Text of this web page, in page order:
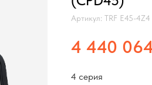
Артикул: TRF E45-4Z4
4 440
4 серия